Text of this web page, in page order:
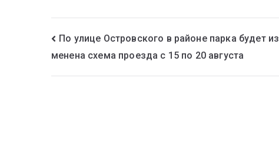
По улице Островского в районе парка будет из
менена схема проезда с 15 по 20 августа